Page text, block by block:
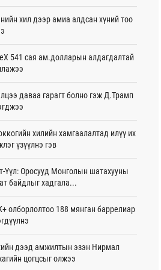
16 цаг 01 мин
Бангладешт эргэн ирэхээ
15 цаг 58 мин
15 цаг 54 мин
улсын хамтын ажиллагааны талаар
солилцов
сард Сүхбаатар боомтоор
тонн Аи-92 автобензин импортолжээ
Н.Амарзаяа: 32 хуудастай
дэвтэр долоо хоногт л дүүрдэг
15 цаг 31 мин
хил дээр амиа алдсан хүний тоо
541 сая ам.долларын алдагдалтай
даваа гарагт болно гэж Д.Трамп
хилийн хамгаалалтад илүү их
үзүүлнэ гэв
Үүл: Оросууд Монголын шатахууны
байдлыг хадгала...
олборлолтоо 188 мянган баррелиар
дээд амжилтын эзэн Нирмал
цогцсыг олжээ